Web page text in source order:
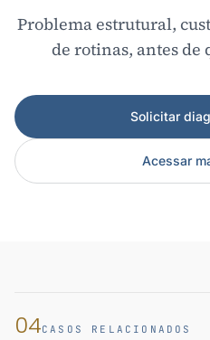
Problema estrutural,
de rotinas, antes de
Solicitar
Acessar
04CASOS RELACIONADOS